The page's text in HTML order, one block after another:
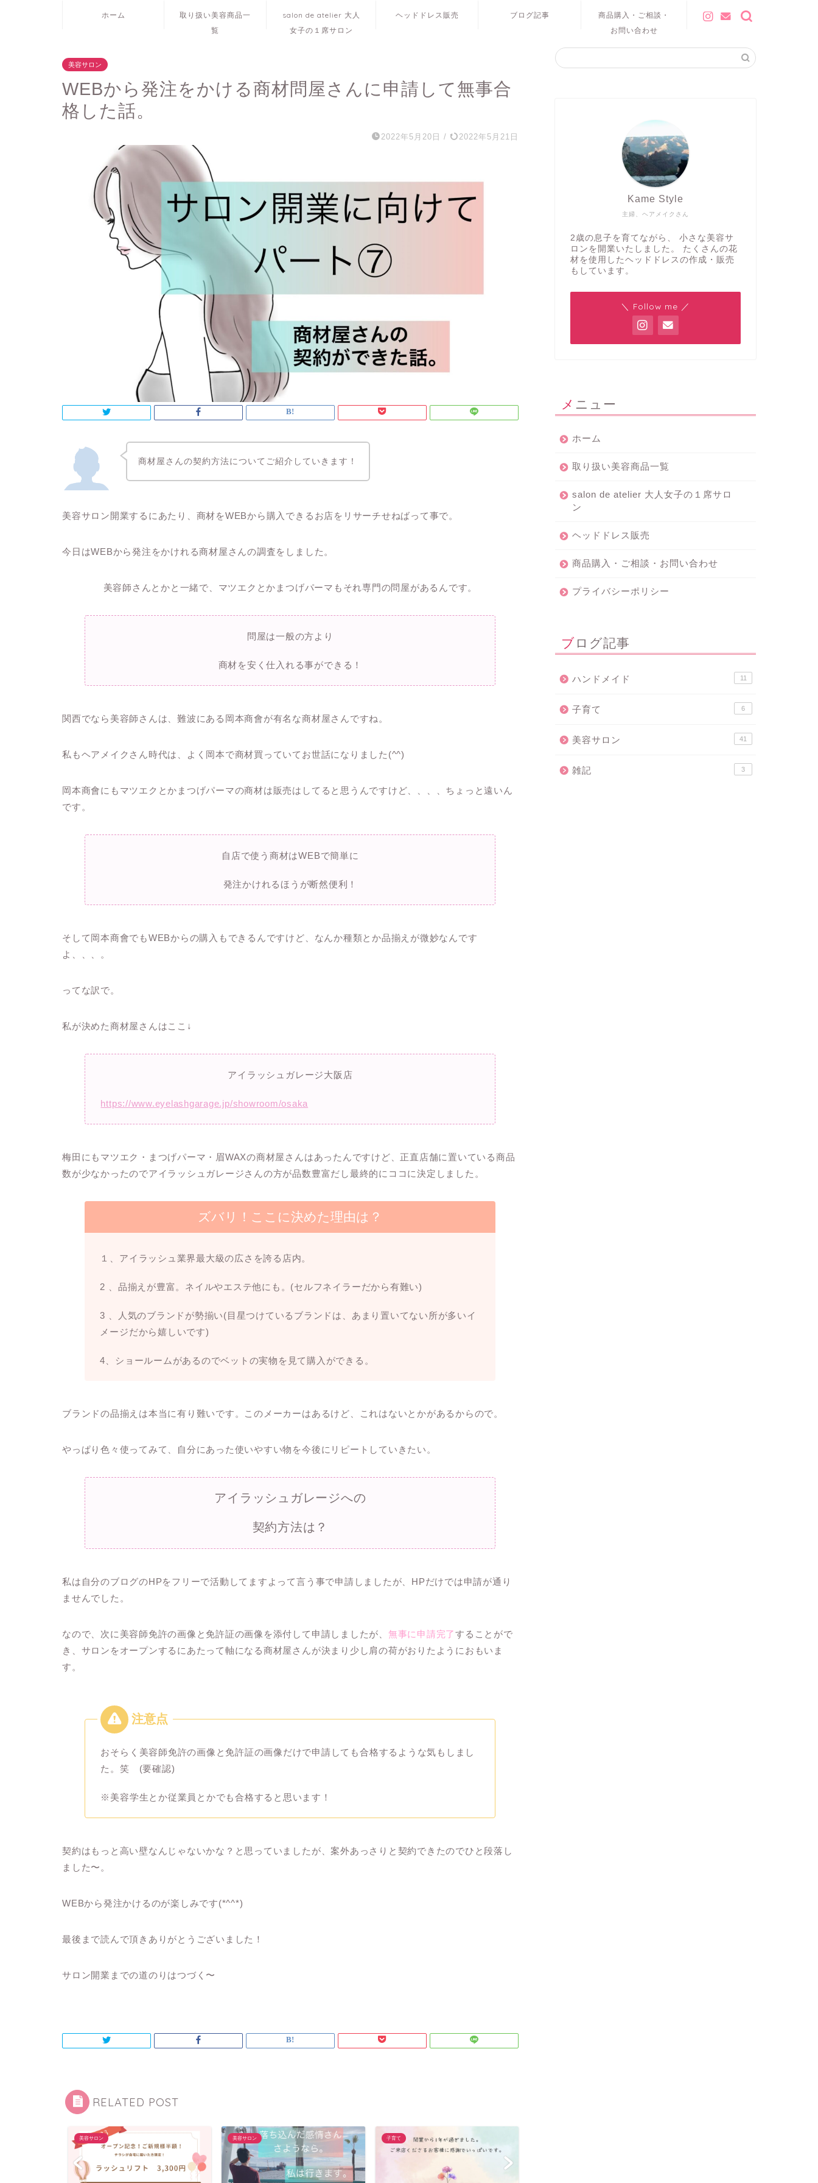
ホーム
取り扱い美容商品一
覧
salon de atelier 大人
女子の１席サロン
ヘッドドレス販売 ブログ記事
商品購入・ご相談・
お問い合わせ
美容サロン
WEBから発注をかける商材問屋さんに申請して無事合
格した話。
2022年5月20日 / 2022年5月21日
商材屋さんの契約方法についてご紹介していきます！
美容サロン開業するにあたり、商材をWEBから購入できるお店をリサーチせねばって事で。
今日はWEBから発注をかけれる商材屋さんの調査をしました。
美容師さんとかと一緒で、マツエクとかまつげパーマもそれ専門の問屋があるんです。
問屋は一般の方より
商材を安く仕入れる事ができる！
関西でなら美容師さんは、難波にある岡本商會が有名な商材屋さんですね。
私もヘアメイクさん時代は、よく岡本で商材買っていてお世話になりました(^^)
岡本商會にもマツエクとかまつげパーマの商材は販売はしてると思うんですけど、、、、ちょっと遠いん
です。
自店で使う商材はWEBで簡単に
発注かけれるほうが断然便利！
そして岡本商會でもWEBからの購入もできるんですけど、なんか種類とか品揃えが微妙なんです
よ、、、。
ってな訳で。
私が決めた商材屋さんはここ↓
アイラッシュガレージ大阪店
https://www.eyelashgarage.jp/showroom/osaka
梅田にもマツエク・まつげパーマ・眉WAXの商材屋さんはあったんですけど、正直店舗に置いている商品
数が少なかったのでアイラッシュガレージさんの方が品数豊富だし最終的にココに決定しました。
ズバリ！ここに決めた理由は？
１、アイラッシュ業界最大級の広さを誇る店内。
2 、品揃えが豊富。ネイルやエステ他にも。(セルフネイラーだから有難い)
3 、人気のブランドが勢揃い(目星つけているブランドは、あまり置いてない所が多いイ
メージだから嬉しいです)
4、ショールームがあるのでベットの実物を見て購入ができる。
ブランドの品揃えは本当に有り難いです。このメーカーはあるけど、これはないとかがあるからので。
やっぱり色々使ってみて、自分にあった使いやすい物を今後にリピートしていきたい。
アイラッシュガレージへの
契約方法は？
私は自分のブログのHPをフリーで活動してますよって言う事で申請しましたが、HPだけでは申請が通り
ませんでした。
なので、次に美容師免許の画像と免許証の画像を添付して申請しましたが、 無事に申請完了することがで
き、サロンをオープンするにあたって軸になる商材屋さんが決まり少し肩の荷がおりたようにおもいま
す。
おそらく美容師免許の画像と免許証の画像だけで申請しても合格するような気もしまし
た。笑 (要確認)
※美容学生とか従業員とかでも合格すると思います！
契約はもっと高い壁なんじゃないかな？と思っていましたが、案外あっさりと契約できたのでひと段落し
ました〜。
WEBから発注かけるのが楽しみです(*^^*)
最後まで読んで頂きありがとうございました！
サロン開業までの道のりはつづく〜
RELATED POST
美容サロン 美容サロン 子育て
主婦、ヘアメイクさん
Kame Style
2歳の息子を育てながら、 小さな美容サ
ロンを開業いたしました。 たくさんの花
材を使用したヘッドドレスの作成・販売
もしています。
＼ Follow me ／
メニュー
ホーム
取り扱い美容商品一覧
salon de atelier 大人女子の１席サロ
ン
ヘッドドレス販売
商品購入・ご相談・お問い合わせ
プライバシーポリシー
ブログ記事
ハンドメイド 11
子育て 6
美容サロン 41
雑記 3